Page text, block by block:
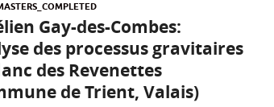
Gay-des-Combes:
des processus gravitaires
des Revenettes
de Trient, Valais)